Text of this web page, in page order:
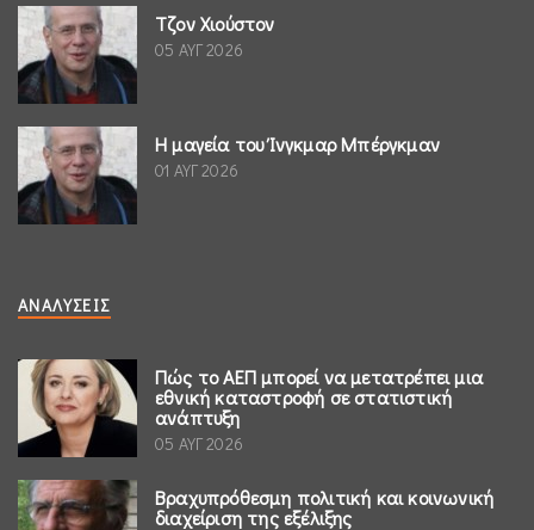
Τζον Χιούστον
05 ΑΥΓ 2026
Η μαγεία του Ίνγκμαρ Μπέργκμαν
01 ΑΥΓ 2026
ΑΝΑΛΎΣΕΙΣ
Πώς το ΑΕΠ μπορεί να μετατρέπει μια
εθνική καταστροφή σε στατιστική
ανάπτυξη
05 ΑΥΓ 2026
Βραχυπρόθεσμη πολιτική και κοινωνική
διαχείριση της εξέλιξης